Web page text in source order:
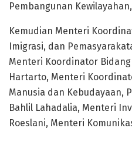
Pembangunan
Kemudian Menteri
Imigrasi, dan
Menteri Koordinator
Hartarto, Menteri
Manusia dan Kebudayaan,
Bahlil Lahadalia, Menteri
Roeslani, Menteri